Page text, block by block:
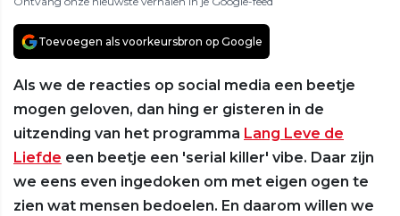
Toevoegen als voorkeursbron op Google
Als we de reacties op social media een beetje
mogen geloven, dan hing er gisteren in de
uitzending van het programma Lang Leve de
Liefde een beetje een 'serial killer' vibe. Daar zijn
we eens even ingedoken om met eigen ogen te
zien wat mensen bedoelen. En daarom willen we